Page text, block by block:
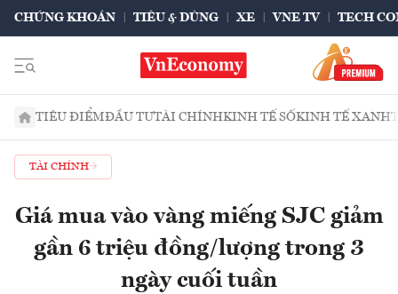
CHỨNG KHOÁN TIÊU & DÙNG XE VNE TV TECH
TIÊU ĐIỂMĐẦU TƯTÀI CHÍNHKINH TẾ SỐKINH TẾ XANH
TÀI CHÍNH
Giá mua vào vàng miếng SJC giảm
gần 6 triệu đồng/lượng trong 3
ngày cuối tuần